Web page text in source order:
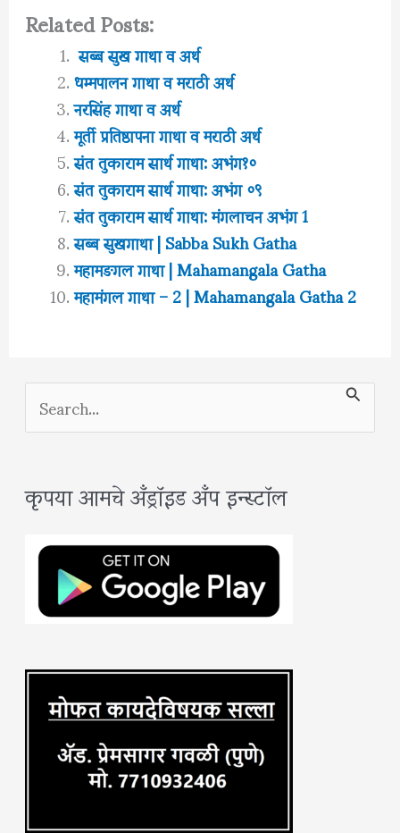
Related Posts:
सब्ब सुख गाथा व अर्थ
धम्मपालन गाथा व मराठी अर्थ
नरसिंह गाथा व अर्थ
मूर्ती प्रतिष्ठापना गाथा व मराठी अर्थ
संत तुकाराम सार्थ गाथा: अभंग१०
संत तुकाराम सार्थ गाथा: अभंग ०९
संत तुकाराम सार्थ गाथा: मंगलाचन अभंग 1
सब्ब सुखगाथा | Sabba Sukh Gatha
महामङगल गाथा | Mahamangala Gatha
महामंगल गाथा – 2 | Mahamangala Gatha 2
S
e
r
c
:
कृपया आमचे अँड्रॉइड अँप इन्स्टॉल